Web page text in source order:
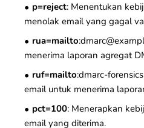
p=reject: Menentukan
menolak email yang gagal
rua=mailto
menerima laporan agregat
ruf=mailto:dmarc-
email untuk menerima
pct=100: Menerapkan
email yang diterima.